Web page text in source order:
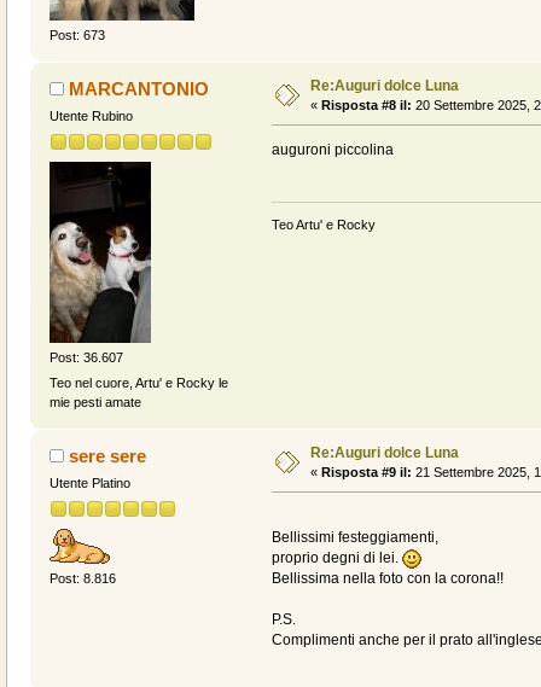
Post: 673
MARCANTONIO
Utente Rubino
Post: 36.607
Teo nel cuore, Artu' e Rocky le
mie pesti amate
Re:Auguri dolce Luna
« Risposta #8 il: 20 Settembre 2025,
auguroni piccolina
Teo Artu' e Rocky
sere sere
Utente Platino
Post: 8.816
Re:Auguri dolce Luna
« Risposta #9 il: 21 Settembre 2025,
Bellissimi festeggiamenti,
proprio degni di lei.
Bellissima nella foto con la corona!!
P.S.
Complimenti anche per il prato